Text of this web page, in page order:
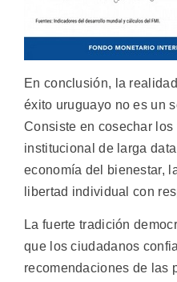
En conclusión, la
éxito uruguayo no es un
Consiste en cosechar los
institucional de larga
economía del bienestar,
libertad individual con
La fuerte tradición
que los ciudadanos
recomendaciones de las